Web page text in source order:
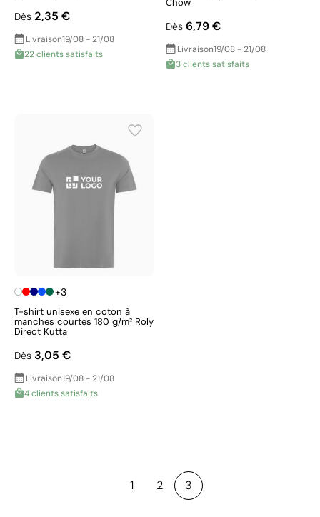
Dès 2,35 €
Livraison19/08 - 21/08
22 clients satisfaits
Chow
Dès 6,79 €
Livraison19/08 - 21/08
3 clients satisfaits
+3
T-shirt unisexe en coton à
manches courtes 180 g/m² Roly
Direct Kutta
Dès 3,05 €
Livraison19/08 - 21/08
4 clients satisfaits
1 2 3